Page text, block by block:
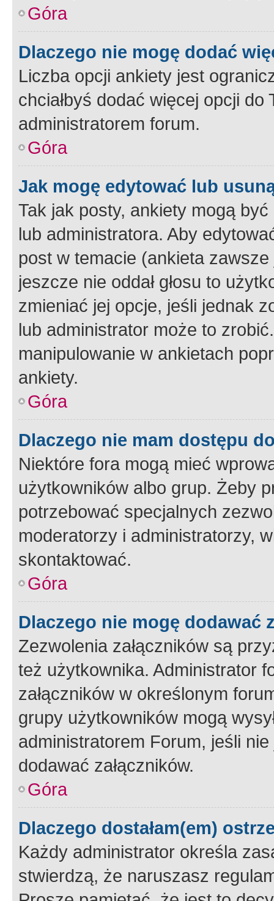
Góra
Dlaczego nie mogę dodać
Liczba opcji ankiety jest
chciałbyś dodać więcej opcji
administratorem forum.
Góra
Jak mogę edytować lub
Tak jak posty, ankiety mogą
lub administratora. Aby
post w temacie (ankieta
jeszcze nie oddał głosu to
zmieniać jej opcje, jeśli jednak
lub administrator może to
manipulowanie w ankietach
ankiety.
Góra
Dlaczego nie mam dostępu
Niektóre fora mogą mieć
użytkowników albo grup. Żeby
potrzebować specjalnych
moderatorzy i administratorzy,
skontaktować.
Góra
Dlaczego nie mogę dodawać
Zezwolenia załączników są
też użytkownika. Administrator
załączników w określonym
grupy użytkowników mogą
administratorem Forum, jeśli
dodawać załączników.
Góra
Dlaczego dostałam(em)
Każdy administrator określa
stwierdzą, że naruszasz